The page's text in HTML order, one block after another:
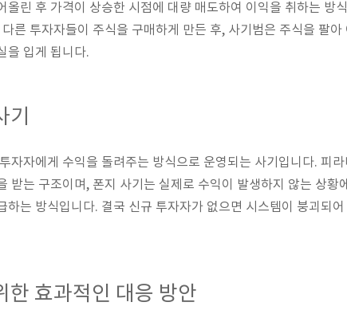
올린 후 가격이 상승한 시점에 대량 매도하여 이익을 취하는 방
른 투자자들이 주식을 구매하게 만든 후, 사기범은 주식을 팔아
을 입게 됩니다.
자자에게 수익을 돌려주는 방식으로 운영되는 사기입니다. 피
받는 구조이며, 폰지 사기는 실제로 수익이 발생하지 않는 상황
하는 방식입니다. 결국 신규 투자자가 없으면 시스템이 붕괴되어
한 효과적인 대응 방안